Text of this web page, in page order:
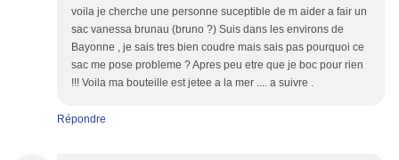
voila je cherche une personne suceptible de m aider a fair un
sac vanessa brunau (bruno ?) Suis dans les environs de
Bayonne , je sais tres bien coudre mais sais pas pourquoi ce
sac me pose probleme ? Apres peu etre que je boc pour rien
!!! Voila ma bouteille est jetee a la mer .... a suivre .
Répondre